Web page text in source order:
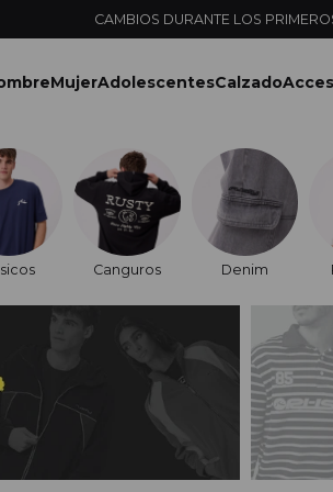
ENVÍOS EXPRESS EN MONTEVIDEO
MujerAdolescentesCalzado
Canguros Denim